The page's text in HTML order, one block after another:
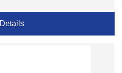
Details